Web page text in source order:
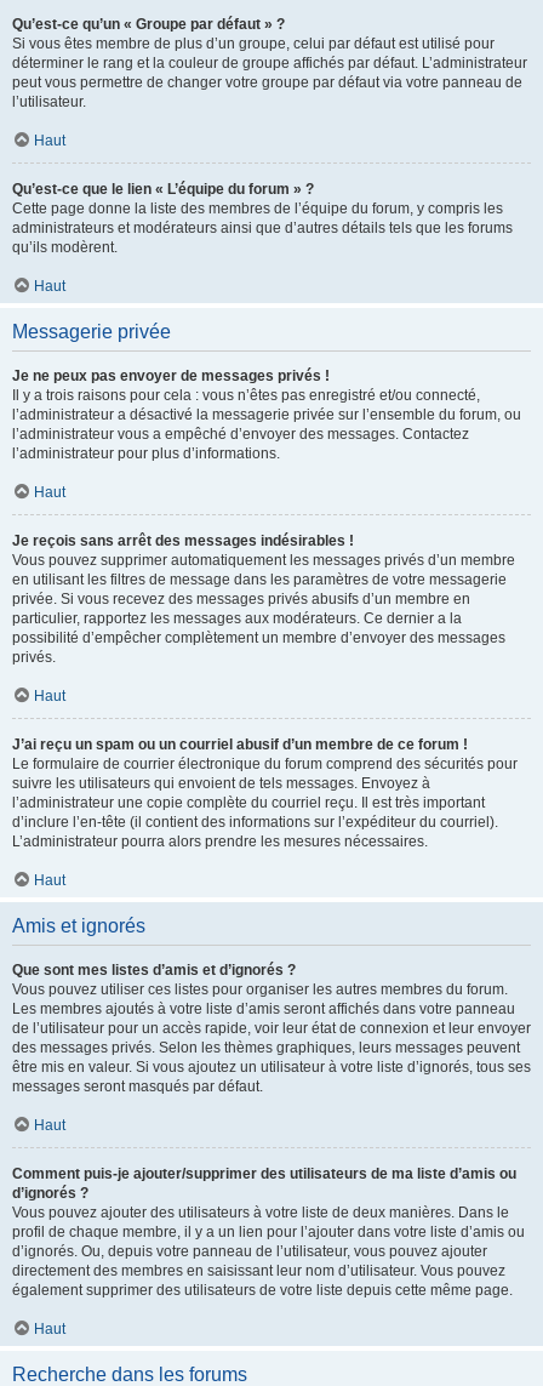
Qu’est-ce qu’un « Groupe par défaut » ?
Si vous êtes membre de plus d’un groupe, celui par défaut est utilisé pour
déterminer le rang et la couleur de groupe affichés par défaut. L’administrateur
peut vous permettre de changer votre groupe par défaut via votre panneau de
l’utilisateur.
Haut
Qu’est-ce que le lien « L’équipe du forum » ?
Cette page donne la liste des membres de l’équipe du forum, y compris les
administrateurs et modérateurs ainsi que d’autres détails tels que les forums
qu’ils modèrent.
Haut
Messagerie privée
Je ne peux pas envoyer de messages privés !
Il y a trois raisons pour cela : vous n’êtes pas enregistré et/ou connecté,
l’administrateur a désactivé la messagerie privée sur l’ensemble du forum, ou
l’administrateur vous a empêché d’envoyer des messages. Contactez
l’administrateur pour plus d’informations.
Haut
Je reçois sans arrêt des messages indésirables !
Vous pouvez supprimer automatiquement les messages privés d’un membre
en utilisant les filtres de message dans les paramètres de votre messagerie
privée. Si vous recevez des messages privés abusifs d’un membre en
particulier, rapportez les messages aux modérateurs. Ce dernier a la
possibilité d’empêcher complètement un membre d’envoyer des messages
privés.
Haut
J’ai reçu un spam ou un courriel abusif d’un membre de ce forum !
Le formulaire de courrier électronique du forum comprend des sécurités pour
suivre les utilisateurs qui envoient de tels messages. Envoyez à
l’administrateur une copie complète du courriel reçu. Il est très important
d’inclure l’en-tête (il contient des informations sur l’expéditeur du courriel).
L’administrateur pourra alors prendre les mesures nécessaires.
Haut
Amis et ignorés
Que sont mes listes d’amis et d’ignorés ?
Vous pouvez utiliser ces listes pour organiser les autres membres du forum.
Les membres ajoutés à votre liste d’amis seront affichés dans votre panneau
de l’utilisateur pour un accès rapide, voir leur état de connexion et leur envoyer
des messages privés. Selon les thèmes graphiques, leurs messages peuvent
être mis en valeur. Si vous ajoutez un utilisateur à votre liste d’ignorés, tous ses
messages seront masqués par défaut.
Haut
Comment puis-je ajouter/supprimer des utilisateurs de ma liste d’amis ou
d’ignorés ?
Vous pouvez ajouter des utilisateurs à votre liste de deux manières. Dans le
profil de chaque membre, il y a un lien pour l’ajouter dans votre liste d’amis ou
d’ignorés. Ou, depuis votre panneau de l’utilisateur, vous pouvez ajouter
directement des membres en saisissant leur nom d’utilisateur. Vous pouvez
également supprimer des utilisateurs de votre liste depuis cette même page.
Haut
Recherche dans les forums